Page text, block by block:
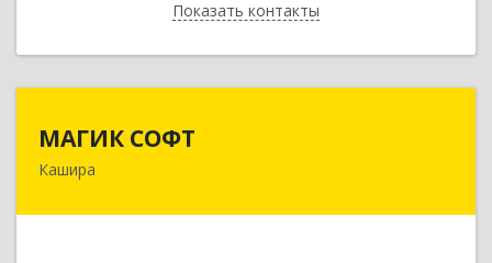
Показать контакты
Назад
МАГИК СОФТ
Кашира